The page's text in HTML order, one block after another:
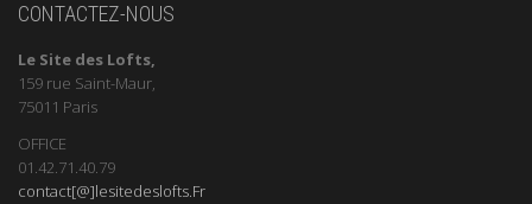
CONTACTEZ-NOUS
Le Site des Lofts,
159 rue Saint-Maur,
75011 Paris
OFFICE
01.42.71.40.79
contact[@]lesitedeslofts.Fr